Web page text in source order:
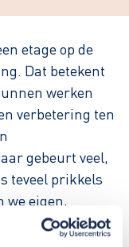
etage op de
Dat betekent
werken
verbetering ten
gebeurt veel,
teveel prikkels
we eigen,